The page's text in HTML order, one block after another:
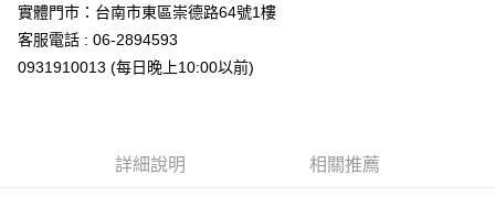
宅配
每筆NT$100，滿NT$999(含以上)免運費
實體門市：台南市東區崇德路64號1樓
客服電話 : 06-2894593
0931910013 (每日晚上10:00以前)
詳細說明 相關推薦